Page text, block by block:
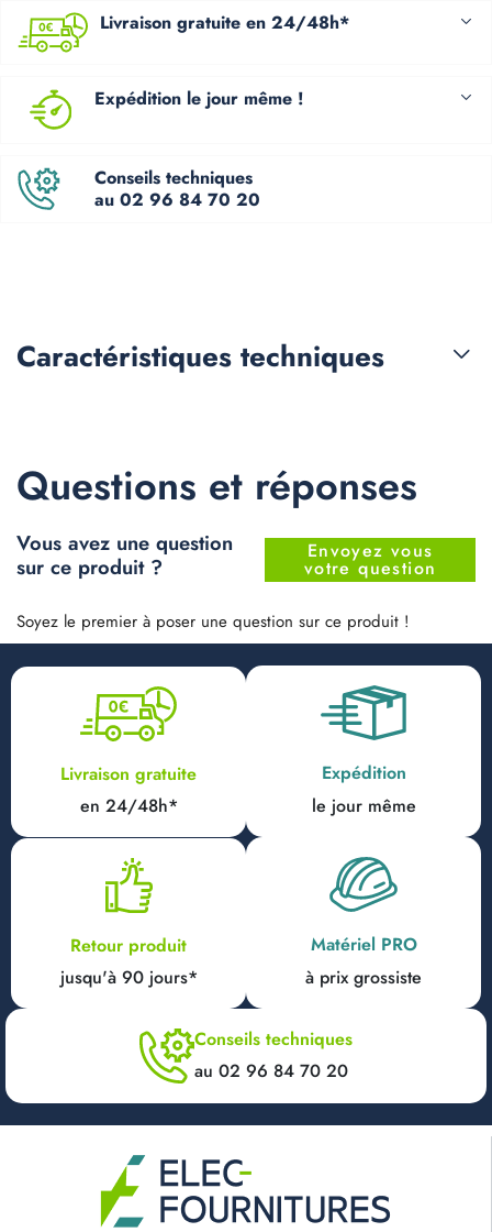
Livraison gratuite en 24/48h*
Expédition le jour même !
Conseils techniques
au 02 96 84 70 20
Caractéristiques techniques
Questions et réponses
Vous avez une question
sur ce produit ?
Envoyez vous
votre question
Soyez le premier à poser une question sur ce produit !
Livraison gratuite
en 24/48h*
Expédition
le jour même
Retour produit
jusqu'à 90 jours*
Matériel PRO
à prix grossiste
Conseils techniques
au 02 96 84 70 20